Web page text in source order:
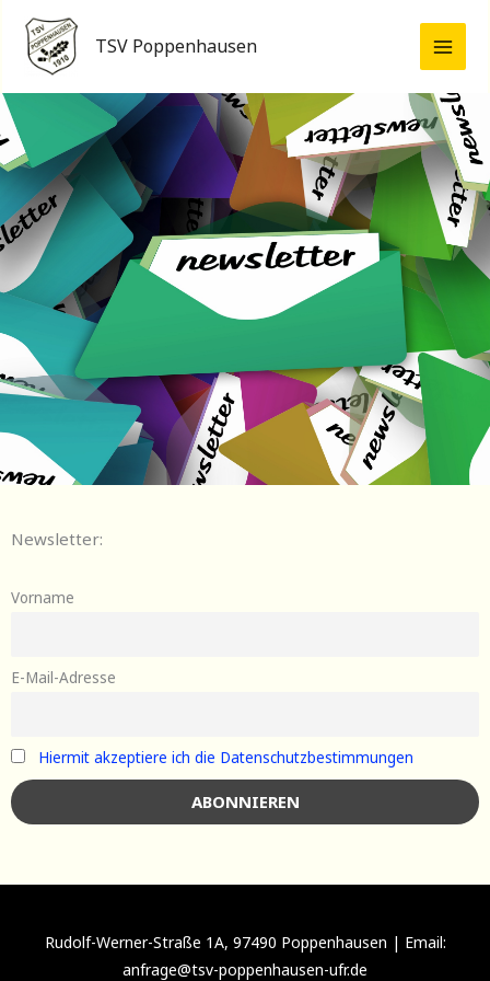
Zum
Inhalt
springen
TSV Poppenhausen
Newsletter:
Vorname
E-Mail-Adresse
Hiermit akzeptiere ich die Datenschutzbestimmungen
Rudolf-Werner-Straße 1A, 97490 Poppenhausen | Email:
anfrage@tsv-poppenhausen-ufr.de